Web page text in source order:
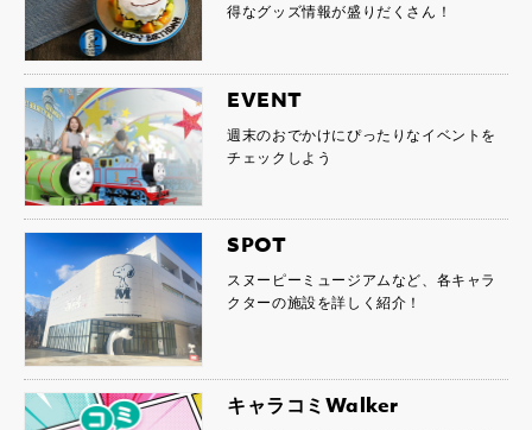
得なグッズ情報が盛りだくさん！
EVENT
週末のおでかけにぴったりなイベントを
チェックしよう
SPOT
スヌーピーミュージアムなど、各キャラ
クターの施設を詳しく紹介！
キャラコミWalker